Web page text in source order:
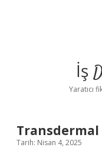
İş
Yaratıcı
Transdermal
Tarih: Nisan 4, 2025